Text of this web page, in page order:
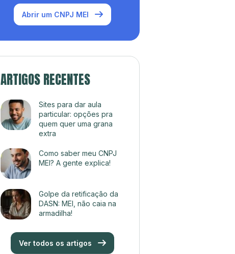
Abrir um CNPJ MEI
ARTIGOS RECENTES
Sites para dar aula
particular: opções pra
quem quer uma grana
extra
Como saber meu CNPJ
MEI? A gente explica!
Golpe da retificação da
DASN: MEI, não caia na
armadilha!
Ver todos os artigos